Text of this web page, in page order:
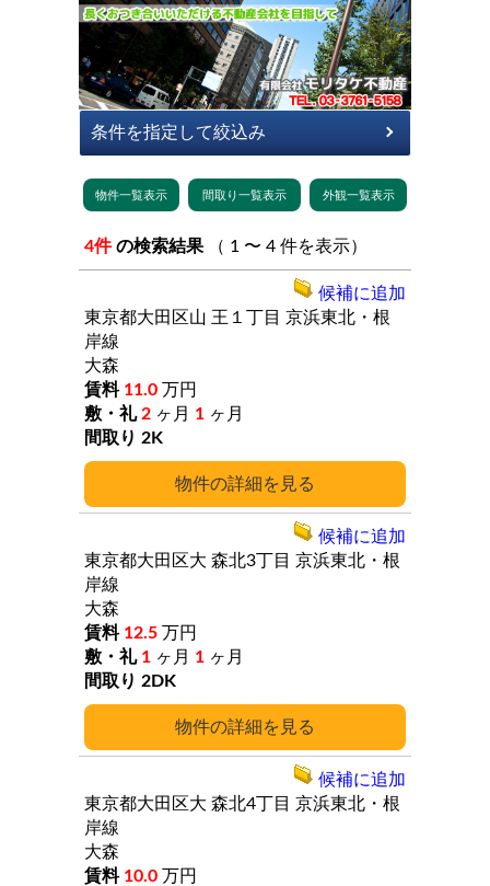
4件 の検索結果 （ 1 〜 4 件を表示）
詳細
東京都大田区山 王１丁目 京浜東北・根
岸線
大森
11.0 万円
2 ヶ月 1 ヶ月
2K
候補に追加
詳細
東京都大田区大 森北3丁目 京浜東北・根
岸線
大森
12.5 万円
1 ヶ月 1 ヶ月
2DK
候補に追加
東京都大田区大 森北4丁目 京浜東北・根
岸線
大森
10.0 万円
候補に追加